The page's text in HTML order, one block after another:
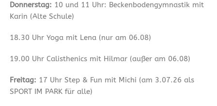
Donnerstag: 10 und 11 Uhr: Beckenbodengymnastik mit
Karin (Alte Schule)
18.30 Uhr Yoga mit Lena (nur am 06.08)
19.00 Uhr Calisthenics mit Hilmar (außer am 06.08)
Freitag: 17 Uhr Step & Fun mit Michi (am 3.07.26 als
SPORT IM PARK für alle)